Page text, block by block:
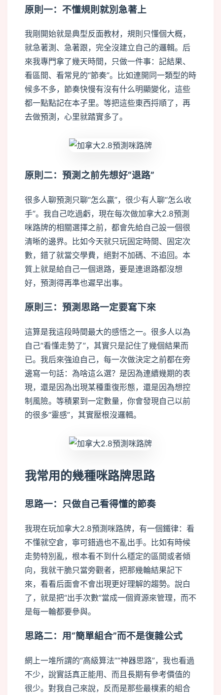
原則一：不懂規則就別急著上
我剛開始就是典型反面教材，規則只懂個大概，
就急著測、急著跟，完全沒建立自己的邏輯。后
來我專門拿了幾天時間，只做一件事：記結果、
看區間、看常見的“節奏”。比如連開同一類型的時
候多不多，節奏快慢有沒有什么明顯變化，這些
都一點點記在本子里。等把這些東西捋順了，再
去做預測，心里就踏實多了。
原則二：預測之前先想好“退路”
很多人聊預測只聊“怎么贏”，很少有人聊“怎么收
手”。我自己吃過虧，現在每次做加拿大2.8預測
咪路牌的相關選擇之前，都會先給自己設一個很
清晰的邊界。比如今天就只玩固定時間、固定次
數，錯了就當交學費，絕對不加碼、不追回。本
質上就是給自己一個退路，要是連退路都沒想
好，預測得再準也遲早出事。
原則三：預測思路一定要寫下來
這算是我這段時間最大的感悟之一。很多人以為
自己“看懂走勢了”，其實只是記住了幾個結果而
已。我后來強迫自己，每一次做決定之前都在旁
邊寫一句話：為啥這么選？是因為連續幾期的表
現，還是因為出現某種重復形態，還是因為想控
制風險。等積累到一定數量，你會發現自己以前
的很多“靈感”，其實壓根沒邏輯。
我常用的幾種咪路牌思路
思路一：只做自己看得懂的節奏
我現在玩加拿大2.8預測咪路牌，有一個鐵律：看
不懂就空倉，寧可錯過也不亂出手。比如有時候
走勢特別亂，根本看不到什么穩定的區間或者傾
向，我就干脆只當旁觀者，把那幾輪結果記下
來，看看后面會不會出現更好理解的趨勢。說白
了，就是把“出手次數”當成一個資源來管理，而不
是每一輪都要參與。
思路二：用“簡單組合”而不是復雜公式
網上一堆所謂的“高級算法”“神器思路”，我也看過
不少，說實話真正能用、而且長期有參考價值的
很少。對我自己來說，反而是那些最樸素的組合